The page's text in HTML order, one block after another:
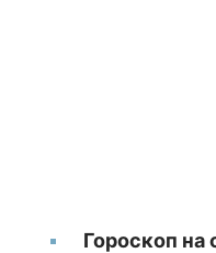
Гороскоп на